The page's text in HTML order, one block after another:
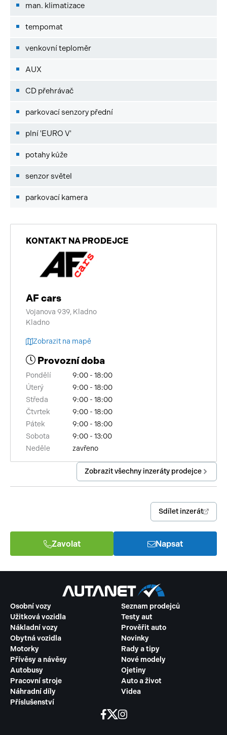
man. klimatizace
tempomat
venkovní teploměr
AUX
CD přehrávač
parkovací senzory přední
plní 'EURO V'
potahy kůže
senzor světel
parkovací kamera
KONTAKT NA PRODEJCE
AF cars
Vojanova 939, Kladno
Kladno
Zobrazit na mapě
Provozní doba
Pondělí
9:00 - 18:00
Úterý
9:00 - 18:00
Středa
9:00 - 18:00
Čtvrtek
9:00 - 18:00
Pátek
9:00 - 18:00
Sobota
9:00 - 13:00
Neděle
zavřeno
Zobrazit všechny inzeráty prodejce
Sdílet inzerát
Zavolat Napsat
Osobní vozy
Užitková vozidla
Nákladní vozy
Obytná vozidla
Motorky
Přívěsy a návěsy
Autobusy
Pracovní stroje
Náhradní díly
Příslušenství
Seznam prodejců
Testy aut
Prověřit auto
Novinky
Rady a tipy
Nové modely
Ojetiny
Auto a život
Videa